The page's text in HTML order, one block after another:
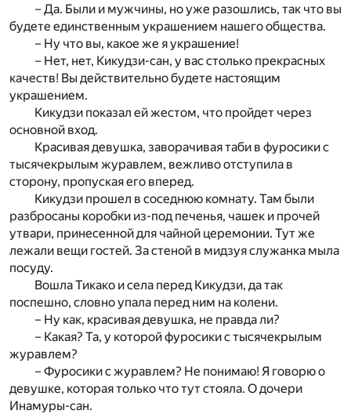
– Да. Были и мужчины, но уже разошлись, так что вы
будете единственным украшением нашего общества.
– Ну что вы, какое же я украшение!
– Нет, нет, Кикудзи-сан, у вас столько прекрасных
качеств! Вы действительно будете настоящим
украшением.
Кикудзи показал ей жестом, что пройдет через
основной вход.
Красивая девушка, заворачивая таби в фуросики с
тысячекрылым журавлем, вежливо отступила в
сторону, пропуская его вперед.
Кикудзи прошел в соседнюю комнату. Там были
разбросаны коробки из-под печенья, чашек и прочей
утвари, принесенной для чайной церемонии. Тут же
лежали вещи гостей. За стеной в мидзуя служанка мыла
посуду.
Вошла Тикако и села перед Кикудзи, да так
поспешно, словно упала перед ним на колени.
– Ну как, красивая девушка, не правда ли?
– Какая? Та, у которой фуросики с тысячекрылым
журавлем?
– Фуросики с журавлем? Не понимаю! Я говорю о
девушке, которая только что тут стояла. О дочери
Инамуры-сан.